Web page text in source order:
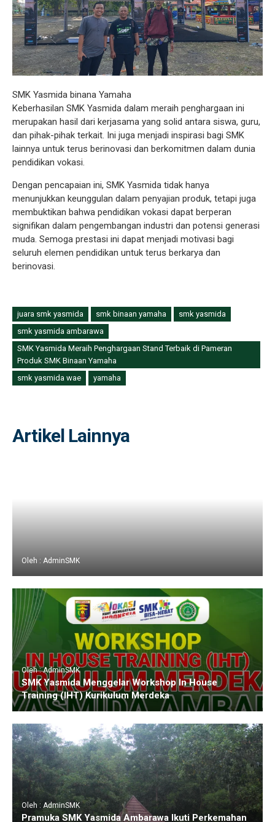
SMK Yasmida binana Yamaha
Keberhasilan SMK Yasmida dalam meraih penghargaan ini
merupakan hasil dari kerjasama yang solid antara siswa, guru,
dan pihak-pihak terkait. Ini juga menjadi inspirasi bagi SMK
lainnya untuk terus berinovasi dan berkomitmen dalam dunia
pendidikan vokasi.
Dengan pencapaian ini, SMK Yasmida tidak hanya
menunjukkan keunggulan dalam penyajian produk, tetapi juga
membuktikan bahwa pendidikan vokasi dapat berperan
signifikan dalam pengembangan industri dan potensi generasi
muda. Semoga prestasi ini dapat menjadi motivasi bagi
seluruh elemen pendidikan untuk terus berkarya dan
berinovasi.
juara smk yasmida smk binaan yamaha
smk yasmida
smk yasmida ambarawa
SMK Yasmida Meraih Penghargaan Stand Terbaik di Pameran
Produk SMK Binaan Yamaha
smk yasmida wae
yamaha
Artikel Lainnya
Oleh : AdminSMK
Oleh : AdminSMK
SMK Yasmida Menggelar Workshop In House
Training (IHT) Kurikulum Merdeka
Oleh : AdminSMK
Pramuka SMK Yasmida Ambarawa Ikuti Perkemahan